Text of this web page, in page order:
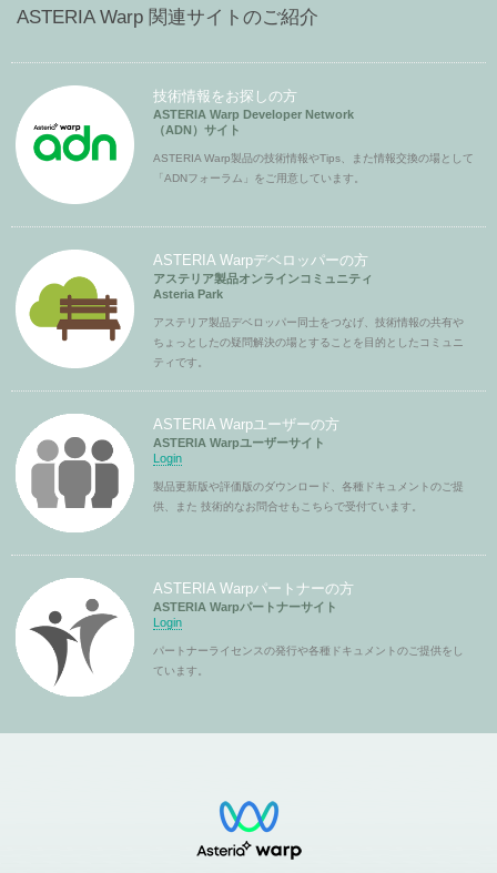
ASTERIA Warp 関連サイトのご紹介
技術情報をお探しの方
ASTERIA Warp Developer Network
（ADN）サイト
ASTERIA Warp製品の技術情報やTips、また情報交換の場として
「ADNフォーラム」をご用意しています。
ASTERIA Warpデベロッパーの方
アステリア製品オンラインコミュニティ
Asteria Park
アステリア製品デベロッパー同士をつなげ、技術情報の共有や
ちょっとしたの疑問解決の場とすることを目的としたコミュニ
ティです。
ASTERIA Warpユーザーの方
ASTERIA Warpユーザーサイト
Login
製品更新版や評価版のダウンロード、各種ドキュメントのご提
供、また 技術的なお問合せもこちらで受付ています。
ASTERIA Warpパートナーの方
ASTERIA Warpパートナーサイト
Login
パートナーライセンスの発行や各種ドキュメントのご提供をし
ています。